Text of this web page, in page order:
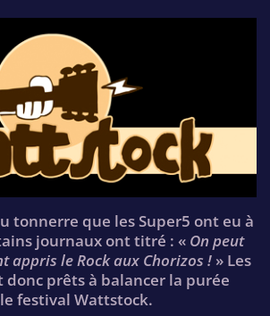
tonnerre que les Super5 ont eu à
journaux ont titré : « On peut
appris le Rock aux Chorizos ! » Les
prêts à balancer la purée
festival Wattstock.